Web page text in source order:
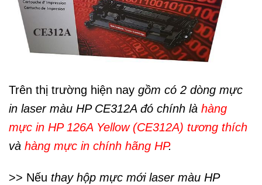
Trên thị trường hiện nay gồm có 2 dòng mực
in laser màu HP CE312A đó chính là hàng
mực in HP 126A Yellow (CE312A) tương thích
và hàng mực in chính hãng HP.
>> Nếu thay hộp mực mới laser màu HP